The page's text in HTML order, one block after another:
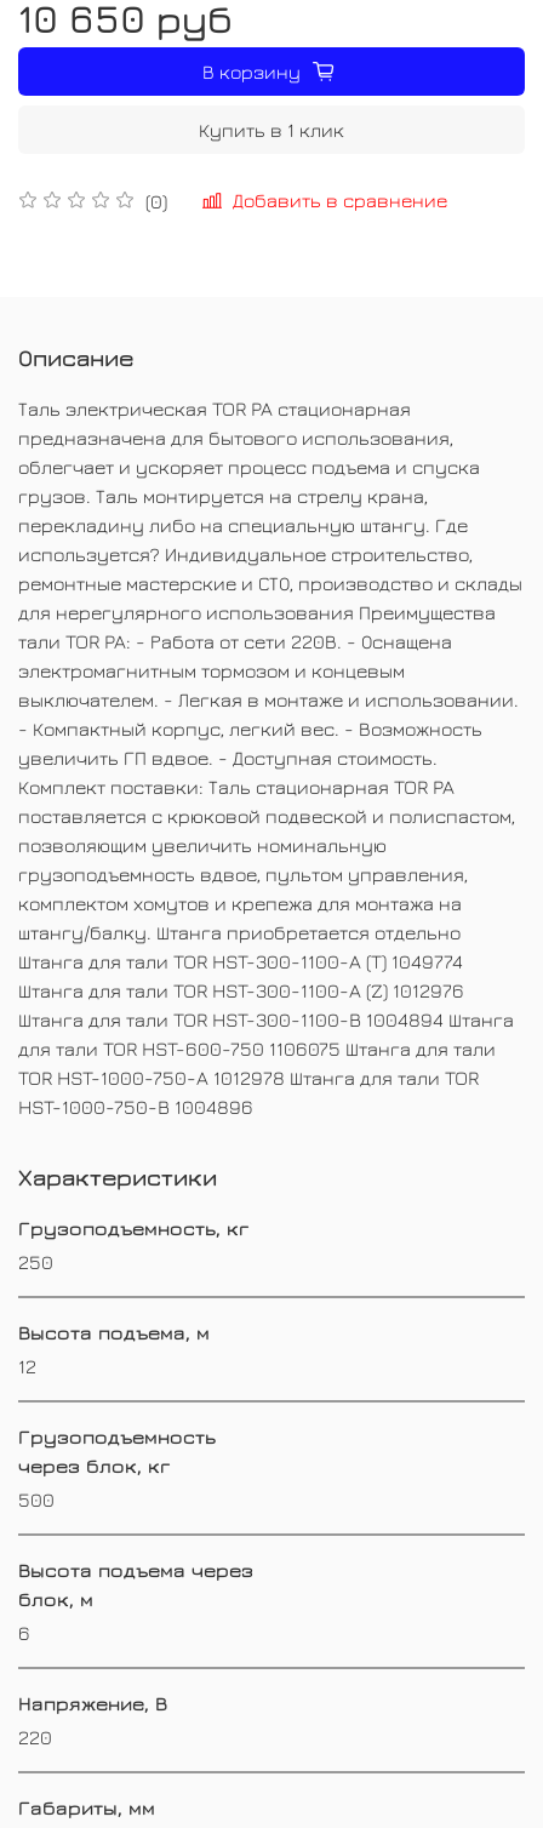
(0) Добавить в сравнение
10 650 руб
В корзину
Купить в 1 клик
Описание
Таль электрическая TOR PA стационарная
предназначена для бытового использования,
облегчает и ускоряет процесс подъема и спуска
грузов. Таль монтируется на стрелу крана,
перекладину либо на специальную штангу. Где
используется? Индивидуальное строительство,
ремонтные мастерские и СТО, производство и склады
для нерегулярного использования Преимущества
тали TOR PA: - Работа от сети 220В. - Оснащена
электромагнитным тормозом и концевым
выключателем. - Легкая в монтаже и использовании.
- Компактный корпус, легкий вес. - Возможность
увеличить ГП вдвое. - Доступная стоимость.
Комплект поставки: Таль стационарная TOR PA
поставляется с крюковой подвеской и полиспастом,
позволяющим увеличить номинальную
грузоподъемность вдвое, пультом управления,
комплектом хомутов и крепежа для монтажа на
штангу/балку. Штанга приобретается отдельно
Штанга для тали TOR HST-300-1100-A (T) 1049774
Штанга для тали TOR HST-300-1100-A (Z) 1012976
Штанга для тали TOR HST-300-1100-B 1004894 Штанга
для тали TOR HST-600-750 1106075 Штанга для тали
TOR HST-1000-750-A 1012978 Штанга для тали TOR
HST-1000-750-B 1004896
Характеристики
Грузоподъемность, кг
250
Высота подъема, м
12
Грузоподъемность
через блок, кг
500
Высота подъема через
блок, м
6
Напряжение, В
220
Габариты, мм